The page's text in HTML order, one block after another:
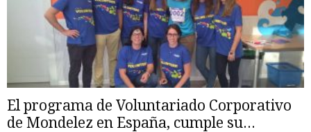
El programa de Voluntariado Corporativo
de Mondelez en España, cumple su...